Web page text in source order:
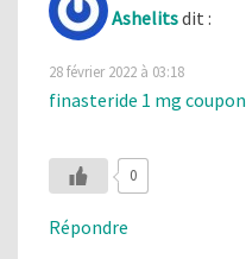
Ashelitsdit :
28 février 2022 à 03:18
finasteride 1 mg coupon
0
Répondre